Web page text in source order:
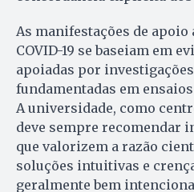
As manifestações de apoio
COVID-19 se baseiam em
apoiadas por
fundamentadas em
A universidade, como
deve sempre recomendar
que valorizem a razão
soluções intuitivas e
geralmente bem